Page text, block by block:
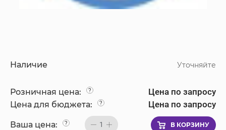
Наличие Уточняйте
Розничная цена: ? Цена по запросу
Цена для бюджета: ? Цена по запросу
Ваша цена: ? 1 В КОРЗИНУ